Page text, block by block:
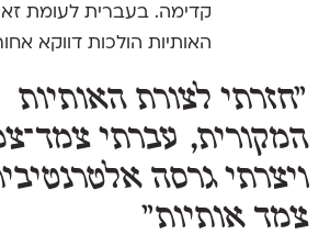
קדימה. בעברית לעומת
האותיות הולכות דווקא
״חזרתי לצורת האותיות
המקורית, עברתי
ויצרתי גרסה
צמד אותיות״